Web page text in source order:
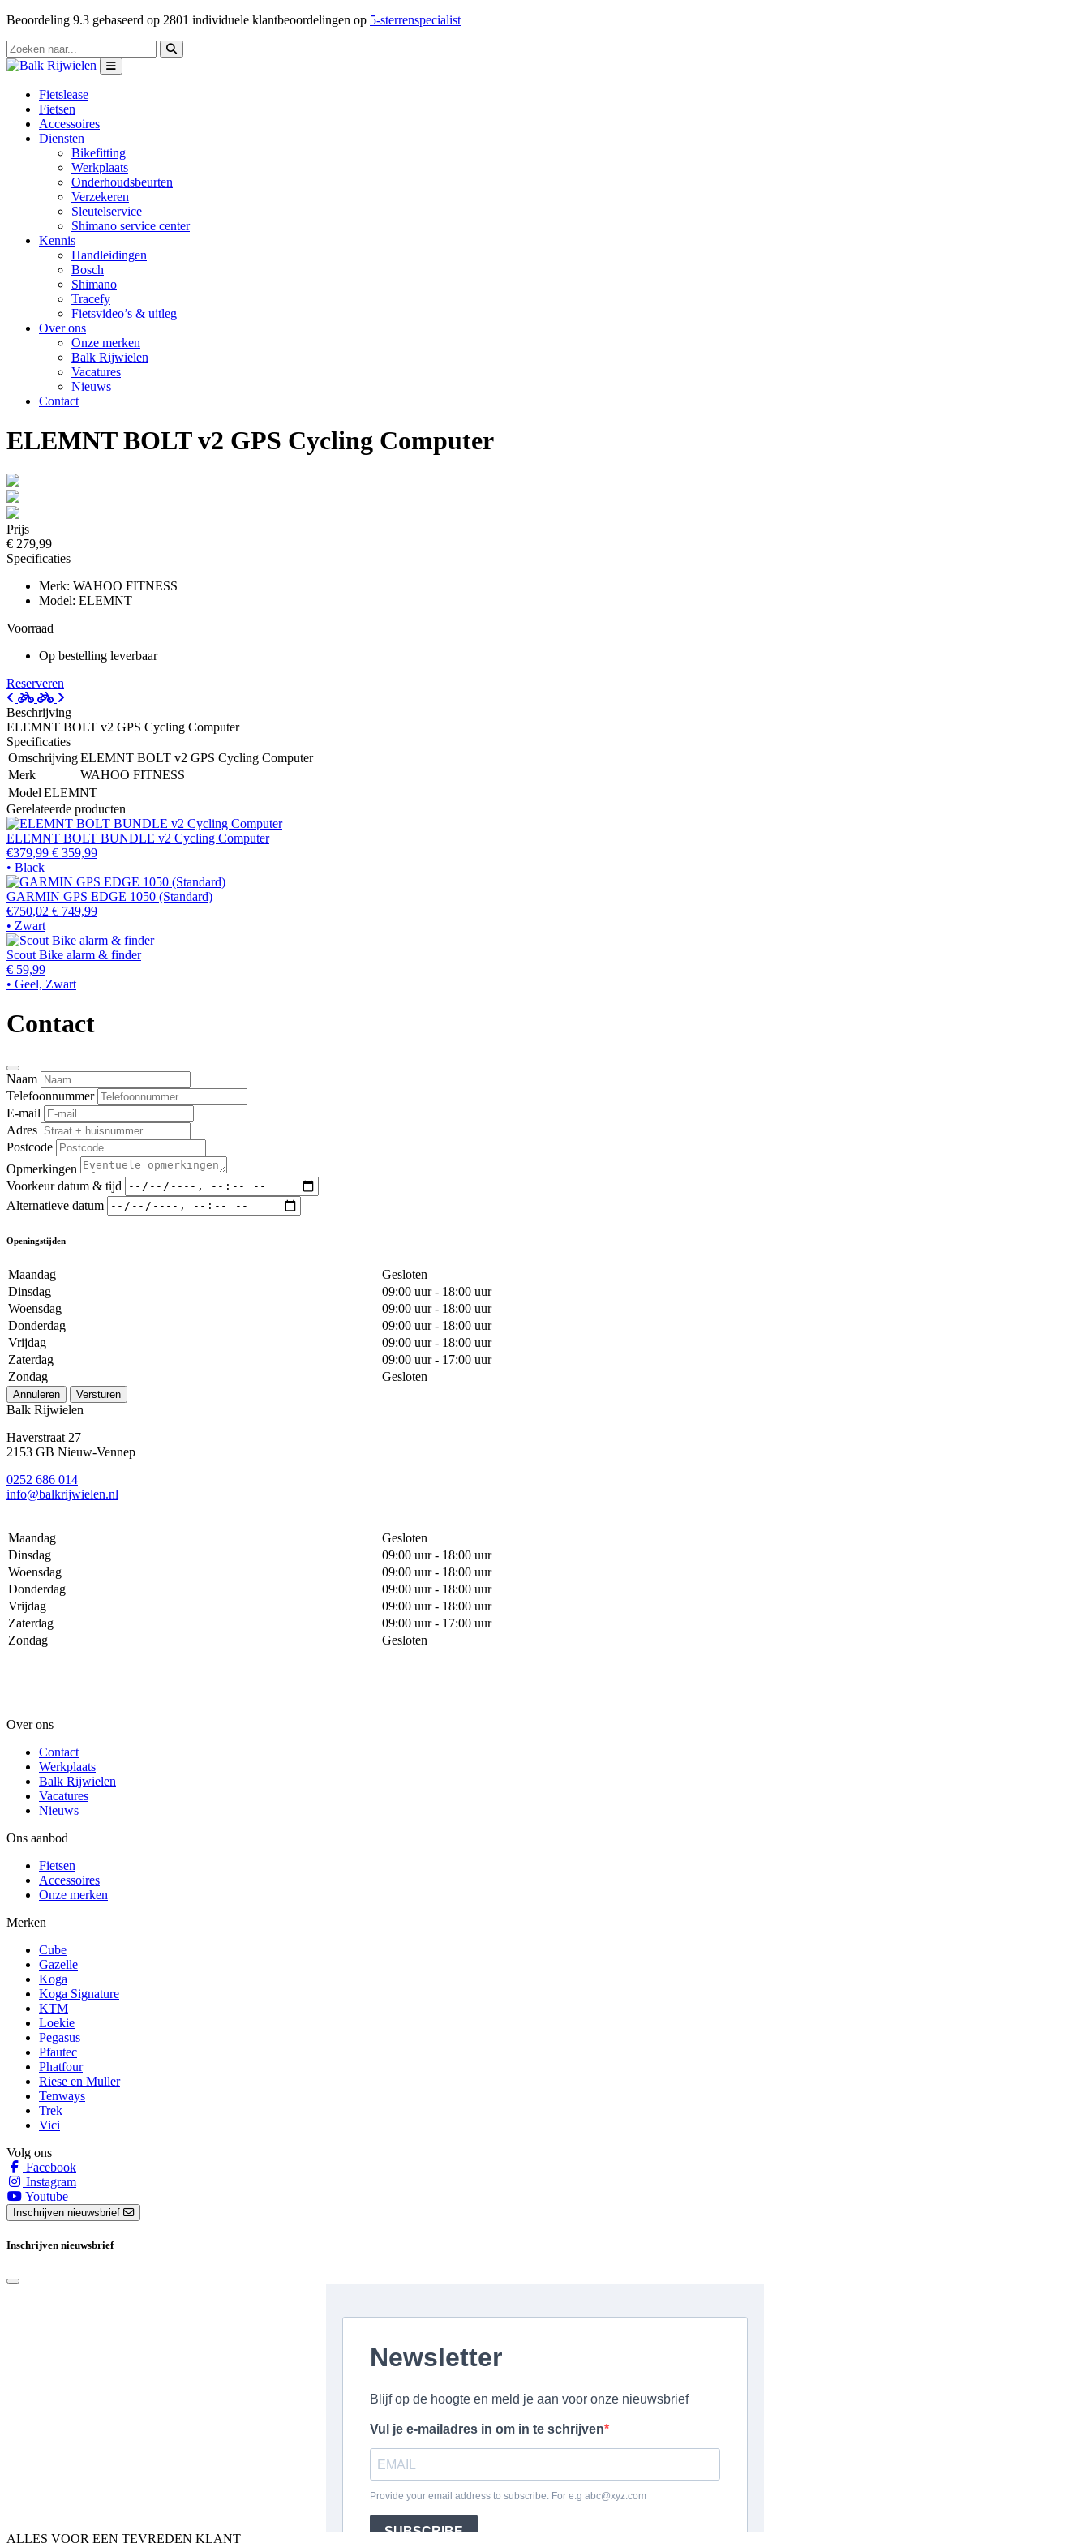
Beoordeling 9.3 gebaseerd op 2801 individuele klantbeoordelingen op 5-sterrenspecialist
Fietslease
Fietsen
Accessoires
Diensten
Bikefitting
Werkplaats
Onderhoudsbeurten
Verzekeren
Sleutelservice
Shimano service center
Kennis
Handleidingen
Bosch
Shimano
Tracefy
Fietsvideo’s & uitleg
Over ons
Onze merken
Balk Rijwielen
Vacatures
Nieuws
Contact
ELEMNT BOLT v2 GPS Cycling Computer
Prijs
€ 279,99
Specificaties
Merk: WAHOO FITNESS
Model: ELEMNT
Voorraad
Op bestelling leverbaar
Reserveren
Beschrijving
ELEMNT BOLT v2 GPS Cycling Computer
Specificaties
OmschrijvingELEMNT BOLT v2 GPS Cycling Computer
Merk
WAHOO FITNESS
Model ELEMNT
Gerelateerde producten
ELEMNT BOLT BUNDLE v2 Cycling Computer
€379,99 € 359,99
• Black
GARMIN GPS EDGE 1050 (Standard)
€750,02 € 749,99
• Zwart
Scout Bike alarm & finder
€ 59,99
• Geel, Zwart
Contact
Naam
Telefoonnummer
E-mail
Adres
Postcode
Opmerkingen
Voorkeur datum & tijd
Alternatieve datum
Openingstijden
Maandag
Gesloten
Dinsdag
09:00 uur - 18:00 uur
Woensdag
09:00 uur - 18:00 uur
Donderdag
09:00 uur - 18:00 uur
Vrijdag
09:00 uur - 18:00 uur
Zaterdag
09:00 uur - 17:00 uur
Zondag
Gesloten
Annuleren Versturen
Balk Rijwielen
Haverstraat 27
2153 GB Nieuw-Vennep
0252 686 014
info@balkrijwielen.nl
Maandag
Gesloten
Dinsdag
09:00 uur - 18:00 uur
Woensdag
09:00 uur - 18:00 uur
Donderdag
09:00 uur - 18:00 uur
Vrijdag
09:00 uur - 18:00 uur
Zaterdag
09:00 uur - 17:00 uur
Zondag
Gesloten
Over ons
Contact
Werkplaats
Balk Rijwielen
Vacatures
Nieuws
Ons aanbod
Fietsen
Accessoires
Onze merken
Merken
Cube
Gazelle
Koga
Koga Signature
KTM
Loekie
Pegasus
Pfautec
Phatfour
Riese en Muller
Tenways
Trek
Vici
Volg ons
Facebook
Instagram
Youtube
Inschrijven nieuwsbrief
Inschrijven nieuwsbrief
ALLES VOOR EEN TEVREDEN KLANT